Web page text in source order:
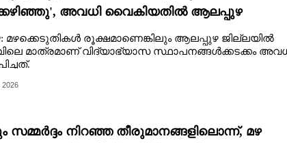
അവധി വൈകിയതിൽ ആലപ്പുഴ
പേജിൽ രൂക്ഷ വിമർശനം
മഴക്കെടുതികൾ രൂക്ഷമാണെങ്കിലും ആലപ്പുഴ ജില്ലയിൽ
മാത്രമാണ് വിദ്യാ‌ഭ്യാസ സ്ഥാപനങ്ങൾക്കടക്കം
2026
സമ്മർദ്ദം നിറഞ്ഞ തീരുമാനങ്ങളിലൊന്ന്,​ മഴ